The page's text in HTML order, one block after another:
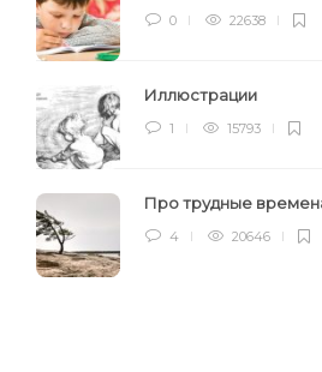
0 22638
Иллюстрации
1 15793
Про трудные
4 20646